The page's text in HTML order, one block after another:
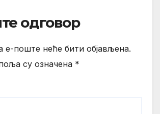
одговор
е-поште неће бити објављена.
су означена *